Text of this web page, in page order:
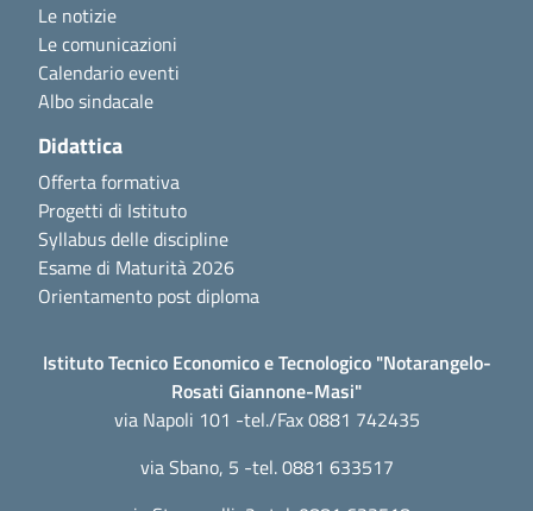
Le notizie
Le comunicazioni
Calendario eventi
Albo sindacale
Didattica
Offerta formativa
Progetti di Istituto
Syllabus delle discipline
Esame di Maturità 2026
Orientamento post diploma
Istituto Tecnico Economico e Tecnologico "Notarangelo-
Rosati Giannone-Masi"
via Napoli 101 -tel./Fax 0881 742435
via Sbano, 5 -tel. 0881 633517